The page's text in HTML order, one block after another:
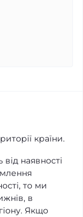
країни.
наявності
то ми
в
Якщо